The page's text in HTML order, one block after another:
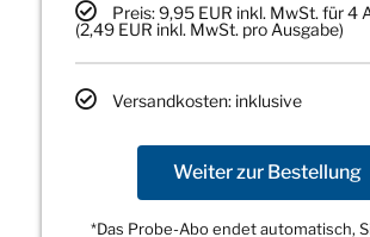
Preis: 9,95 EUR inkl. MwSt. für 4
(2,49 EUR inkl. MwSt. pro Ausgabe)
Versandkosten: inklusive
Weiter zur Bestellung
*Das Probe-Abo endet automatisch,